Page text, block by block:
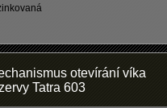
otevírání víka
Tatra 603